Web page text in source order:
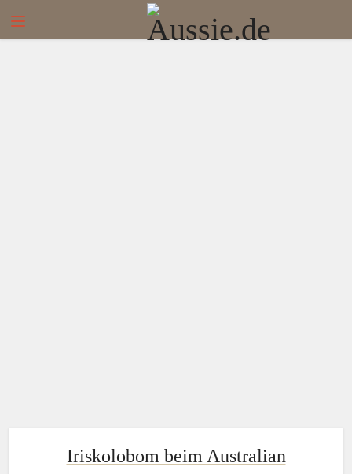
Iriskolobom beim Australian